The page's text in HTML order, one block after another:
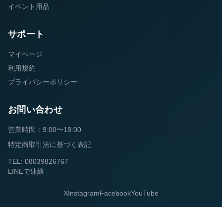
イベント用品
サポート
マイページ
利用規約
プライバシーポリシー
お問い合わせ
営業時間：9:00〜18:00
特定商取引法に基づく表記
TEL: 08039826767
LINEで連絡
XInstagramFacebookYouTube